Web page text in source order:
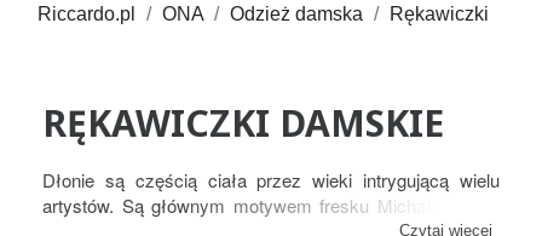
Riccardo.pl ONA Odzież damska Rękawiczki
RĘKAWICZKI DAMSKIE
Dłonie są częścią ciała przez wieki intrygującą wielu
artystów. Są głównym motywem fresku Michała Anioła
Stworzenie Adama, Krzysztof Kamil Baczyński napisał
Czytaj więcej